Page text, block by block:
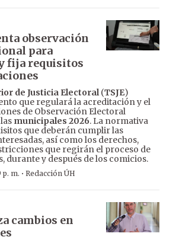
observación
para
fija requisitos
de Justicia Electoral(TSJE)
que regulará la acreditación y el
de Observación Electoral
municipales 2026. La normativa
que deberán cumplir las
así como los derechos,
que regirán el proceso de
durante y después de los comicios.
p. m. · Redacción ÚH
cambios en